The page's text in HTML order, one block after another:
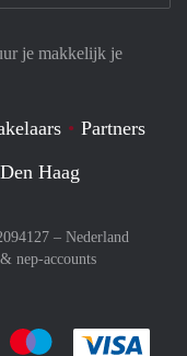
je makkelijk je
Partners
Haag
– Nederland
nep-accounts
af met Paypal
rekent gemakkelijk af met
Je rekent